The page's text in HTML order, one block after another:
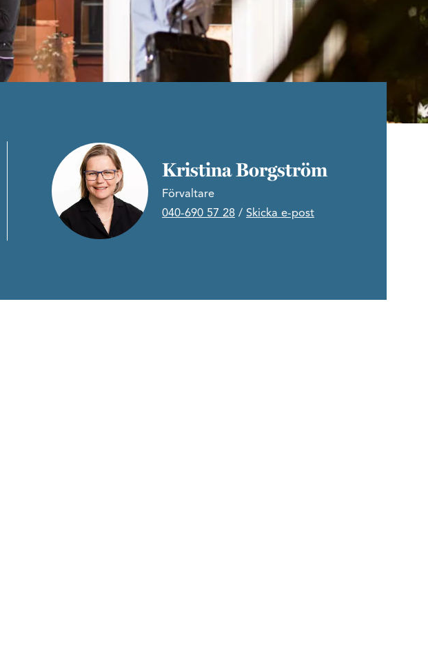
Kristina Borgström
Förvaltare
040-690 57 28/ Skicka e-post